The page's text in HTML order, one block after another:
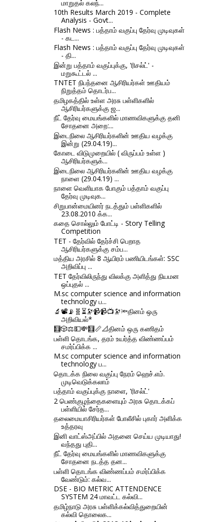
மாறுதல் கலந்...
10th Results March 2019 - Complete
Analysis - Govt...
Flash News : பத்தாம் வகுப்பு தேர்வு முடிவுகள்
- கட...
Flash News : பத்தாம் வகுப்பு தேர்வு முடிவுகள்
- தி...
இன்று பத்தாம் வகுப்புக்கு, 'ரிசல்ட்' -
மறுகூட்டல் ...
TNTET நிபந்தனை ஆசிரியர்கள் ஊதியம்
நிறுத்தம் தொடர்ப...
தமிழகத்தில் உள்ள அரசு பள்ளிகளில்
ஆசிரியர்களுக்கு ஜ...
நீட் தேர்வு மையங்களில் மாணவிகளுக்கு தனி
சோதனை அறை:...
இடைநிலை ஆசிரியர்களின் ஊதிய வழக்கு
இன்று (29.04.19)...
கோடை விடுமுறையில் ( விருப்பம் உள்ள )
ஆசிரியர்களுக்...
இடைநிலை ஆசிரியர்களின் ஊதிய வழக்கு
நாளை (29.04.19) ...
நாளை வெளியாக போகும் பத்தாம் வகுப்பு
தேர்வு முடிவுக...
சிறுபான்மையினர் நடத்தும் பள்ளிகளில்
23.08.2010 க்க...
கதை சொல்லும் போட்டி - Story Telling
Competition
TET - தேர்வில் தேர்ச்சி பெறாத
ஆசிரியர்களுக்கு சம்ப...
மத்திய அரசில் 8 ஆயிரம் பணியிடங்கள்: SSC
அறிவிப்பு ...
TET தேர்விலிருந்து விலக்கு அளித்து நியமன
ஒப்புதல் ...
M.sc computer science and information
technology ப...
🔬📽📡🧬⏳🔭📹📹📺🔭🔦தினம் ஒரு
அறிவியல்*
🧮🎲⚖💵💸🧮📏📐தினம் ஒரு கணிதம்
பள்ளி தொடங்க, தரம் உயர்த்த விண்ணப்பம்
சமர்ப்பிக்க ...
M.sc computer science and information
technology ப...
தொடக்க நிலை வகுப்பு நேரம் ஹெச்.எம்.
முடிவெடுக்கலாம்
பத்தாம் வகுப்புக்கு நாளை, 'ரிசல்ட்'
2 பெண்குழந்தைகளையும் அரசு தொடக்கப்
பள்ளியில் சேர்த...
தலைமையாசிரியர்கள் போலீசில் புகார் அளிக்க
உத்தரவு
இனி வாட்ஸ்அப்பில் அதனை செய்ய முடியாது!
வந்தது புதி...
நீட் தேர்வு மையங்களில் மாணவிகளுக்கு
சோதனை நடத்த தன...
பள்ளி தொடங்க விண்ணப்பம் சமர்ப்பிக்க
வேண்டும்: கல்வ...
DSE - BIO METRIC ATTENDENCE
SYSTEM 24 மாவட்ட கல்வி...
தமிழ்நாடு அரசு பள்ளிக்கல்வித்துறையின்
கல்வி தொலைக...